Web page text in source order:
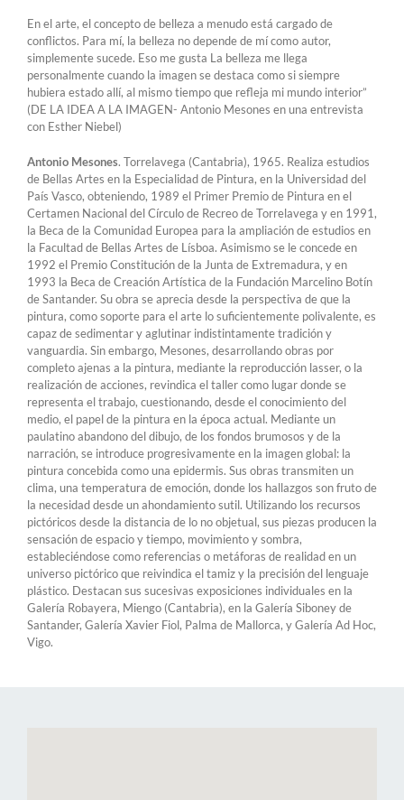
En el arte, el concepto de belleza a menudo está cargado de
conflictos. Para mí, la belleza no depende de mí como autor,
simplemente sucede. Eso me gusta La belleza me llega
personalmente cuando la imagen se destaca como si siempre
hubiera estado allí, al mismo tiempo que refleja mi mundo interior”
(DE LA IDEA A LA IMAGEN- Antonio Mesones en una entrevista
con Esther Niebel)
Antonio Mesones. Torrelavega (Cantabria), 1965. Realiza estudios
de Bellas Artes en la Especialidad de Pintura, en la Universidad del
País Vasco, obteniendo, 1989 el Primer Premio de Pintura en el
Certamen Nacional del Círculo de Recreo de Torrelavega y en 1991,
la Beca de la Comunidad Europea para la ampliación de estudios en
la Facultad de Bellas Artes de Lísboa. Asimismo se le concede en
1992 el Premio Constitución de la Junta de Extremadura, y en
1993 la Beca de Creación Artística de la Fundación Marcelino Botín
de Santander. Su obra se aprecia desde la perspectiva de que la
pintura, como soporte para el arte lo suficientemente polivalente, es
capaz de sedimentar y aglutinar indistintamente tradición y
vanguardia. Sin embargo, Mesones, desarrollando obras por
completo ajenas a la pintura, mediante la reproducción lasser, o la
realización de acciones, revindica el taller como lugar donde se
representa el trabajo, cuestionando, desde el conocimiento del
medio, el papel de la pintura en la época actual. Mediante un
paulatino abandono del dibujo, de los fondos brumosos y de la
narración, se introduce progresivamente en la imagen global: la
pintura concebida como una epidermis. Sus obras transmiten un
clima, una temperatura de emoción, donde los hallazgos son fruto de
la necesidad desde un ahondamiento sutil. Utilizando los recursos
pictóricos desde la distancia de lo no objetual, sus piezas producen la
sensación de espacio y tiempo, movimiento y sombra,
estableciéndose como referencias o metáforas de realidad en un
universo pictórico que reivindica el tamiz y la precisión del lenguaje
plástico. Destacan sus sucesivas exposiciones individuales en la
Galería Robayera, Miengo (Cantabria), en la Galería Siboney de
Santander, Galería Xavier Fiol, Palma de Mallorca, y Galería Ad Hoc,
Vigo.